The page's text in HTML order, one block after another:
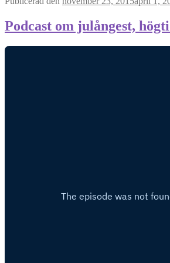
Podcast om julångest,